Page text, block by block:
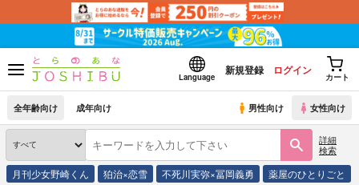
Language
新規登録 ログイン
カート
全年齢向け 成年向け 男性向け 女性向け
詳細
検索
月刊少女野崎くん 狛治×恋雪 不死川実弥×冨岡義勇 薬屋のひとりごと